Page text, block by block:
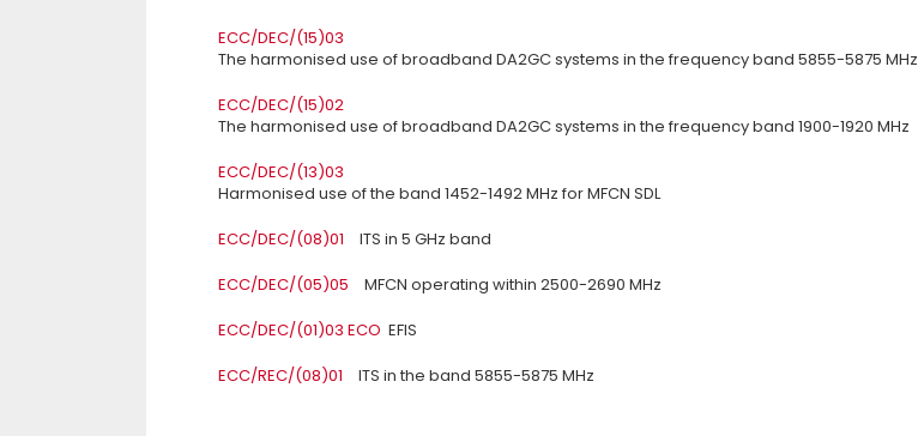
ECC/DEC/(15)03
The harmonised use of broadband DA2GC systems in the frequency band 5855-5875 MHz
ECC/DEC/(15)02
The harmonised use of broadband DA2GC systems in the frequency band 1900-1920 MHz
ECC/DEC/(13)03
Harmonised use of the band 1452-1492 MHz for MFCN SDL
ECC/DEC/(08)01 ITS in 5 GHz band
ECC/DEC/(05)05 MFCN operating within 2500-2690 MHz
ECC/DEC/(01)03 ECO EFIS
ECC/REC/(08)01 ITS in the band 5855-5875 MHz